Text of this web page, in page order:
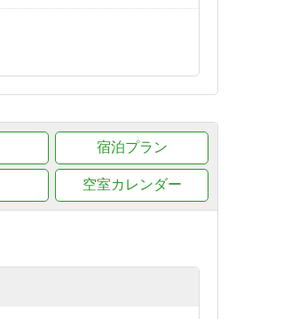
詳しく見る
詳しく見る
詳しく見る
宿泊プラン
空室カレンダー